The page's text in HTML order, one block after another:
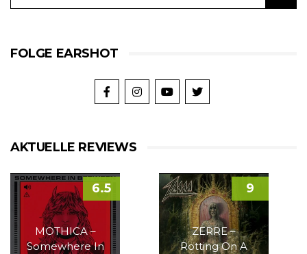
FOLGE EARSHOT
AKTUELLE REVIEWS
MOTHICA –
Somewhere In
6.5
ZERRE –
Rotting On A
9